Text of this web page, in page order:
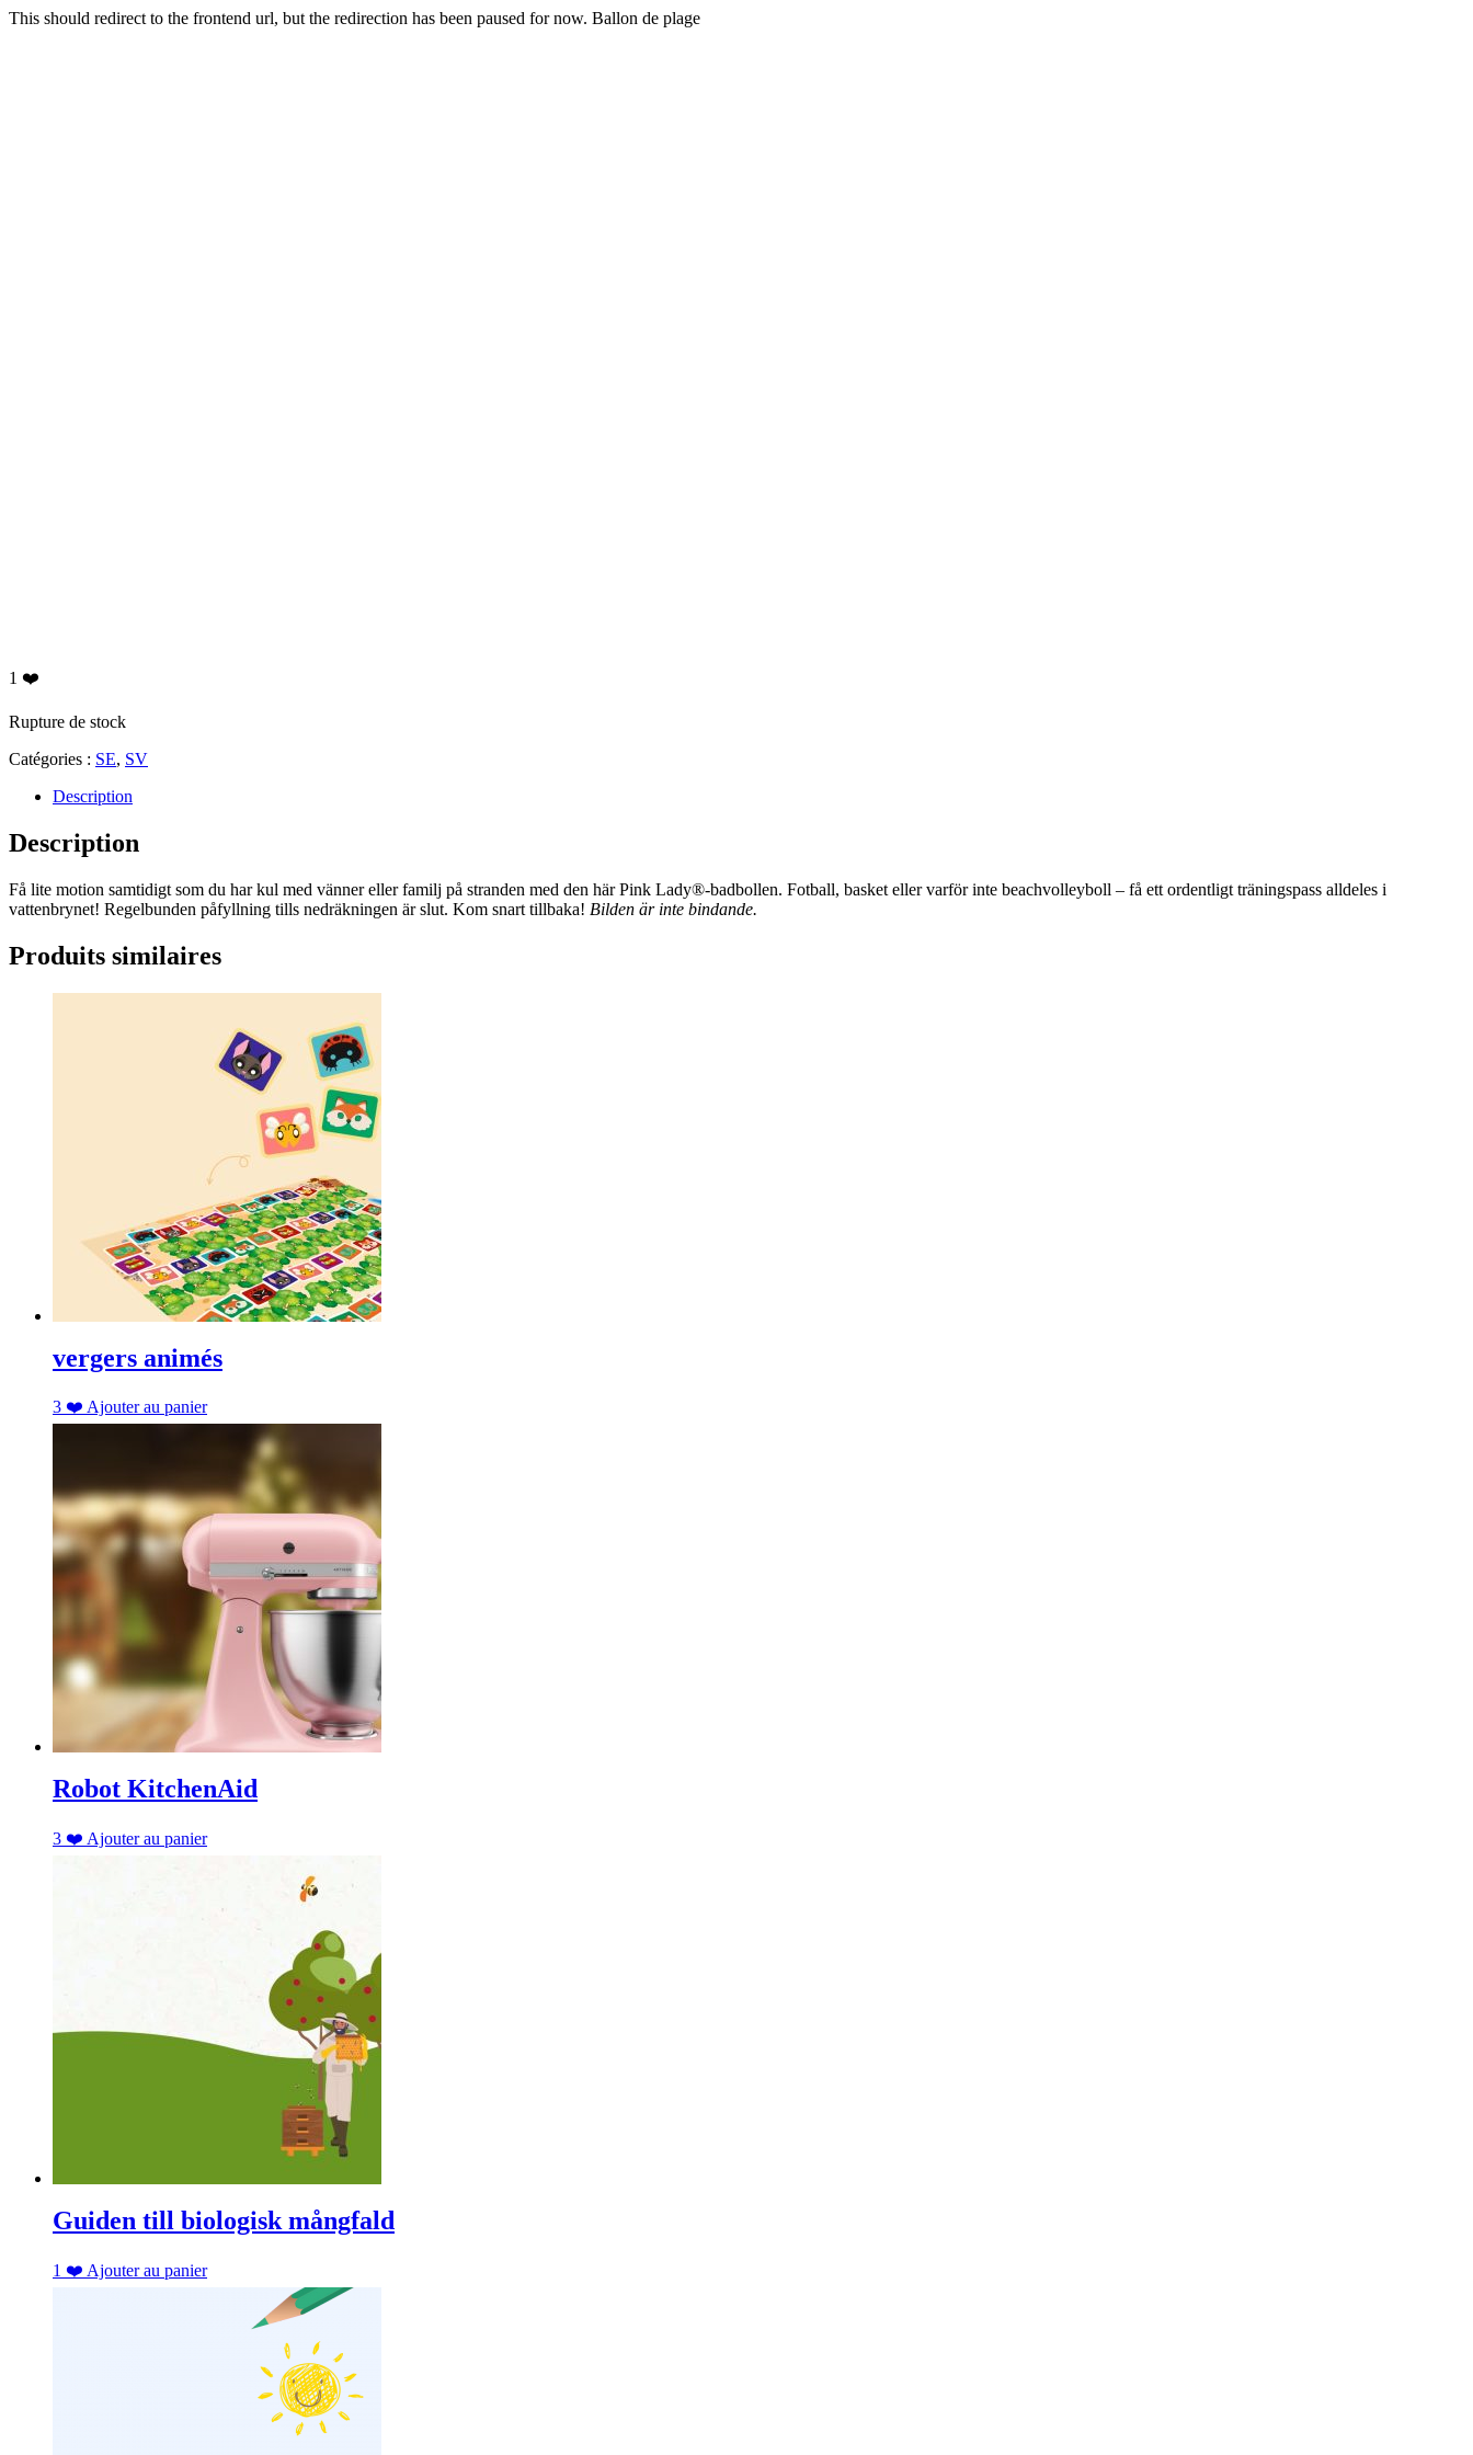
This should redirect to the frontend url, but the redirection has been paused for now. Ballon de plage
1 ❤️
Rupture de stock
Catégories : SE, SV
Description
Description
Få lite motion samtidigt som du har kul med vänner eller familj på stranden med den här Pink Lady®-badbollen. Fotball, basket eller varför inte beachvolleyboll – få ett ordentligt träningspass alldeles i
vattenbrynet! Regelbunden påfyllning tills nedräkningen är slut. Kom snart tillbaka! Bilden är inte bindande.
Produits similaires
vergers animés
3 ❤️ Ajouter au panier
Robot KitchenAid
3 ❤️ Ajouter au panier
Guiden till biologisk mångfald
1 ❤️ Ajouter au panier